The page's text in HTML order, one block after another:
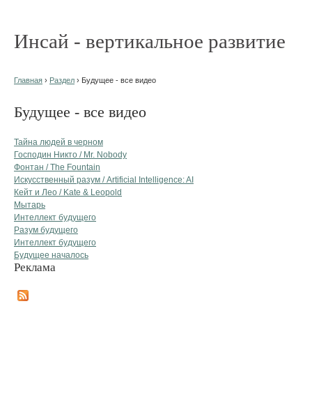
Инсай - вертикальное развитие
Главная › Раздел › Будущее - все видео
Будущее - все видео
Тайна людей в черном
Господин Никто / Mr. Nobody
Фонтан / The Fountain
Искусственный разум / Artificial Intelligence: AI
Кейт и Лео / Kate & Leopold
Мытарь
Интеллект будущего
Разум будущего
Интеллект будущего
Будущее началось
Реклама